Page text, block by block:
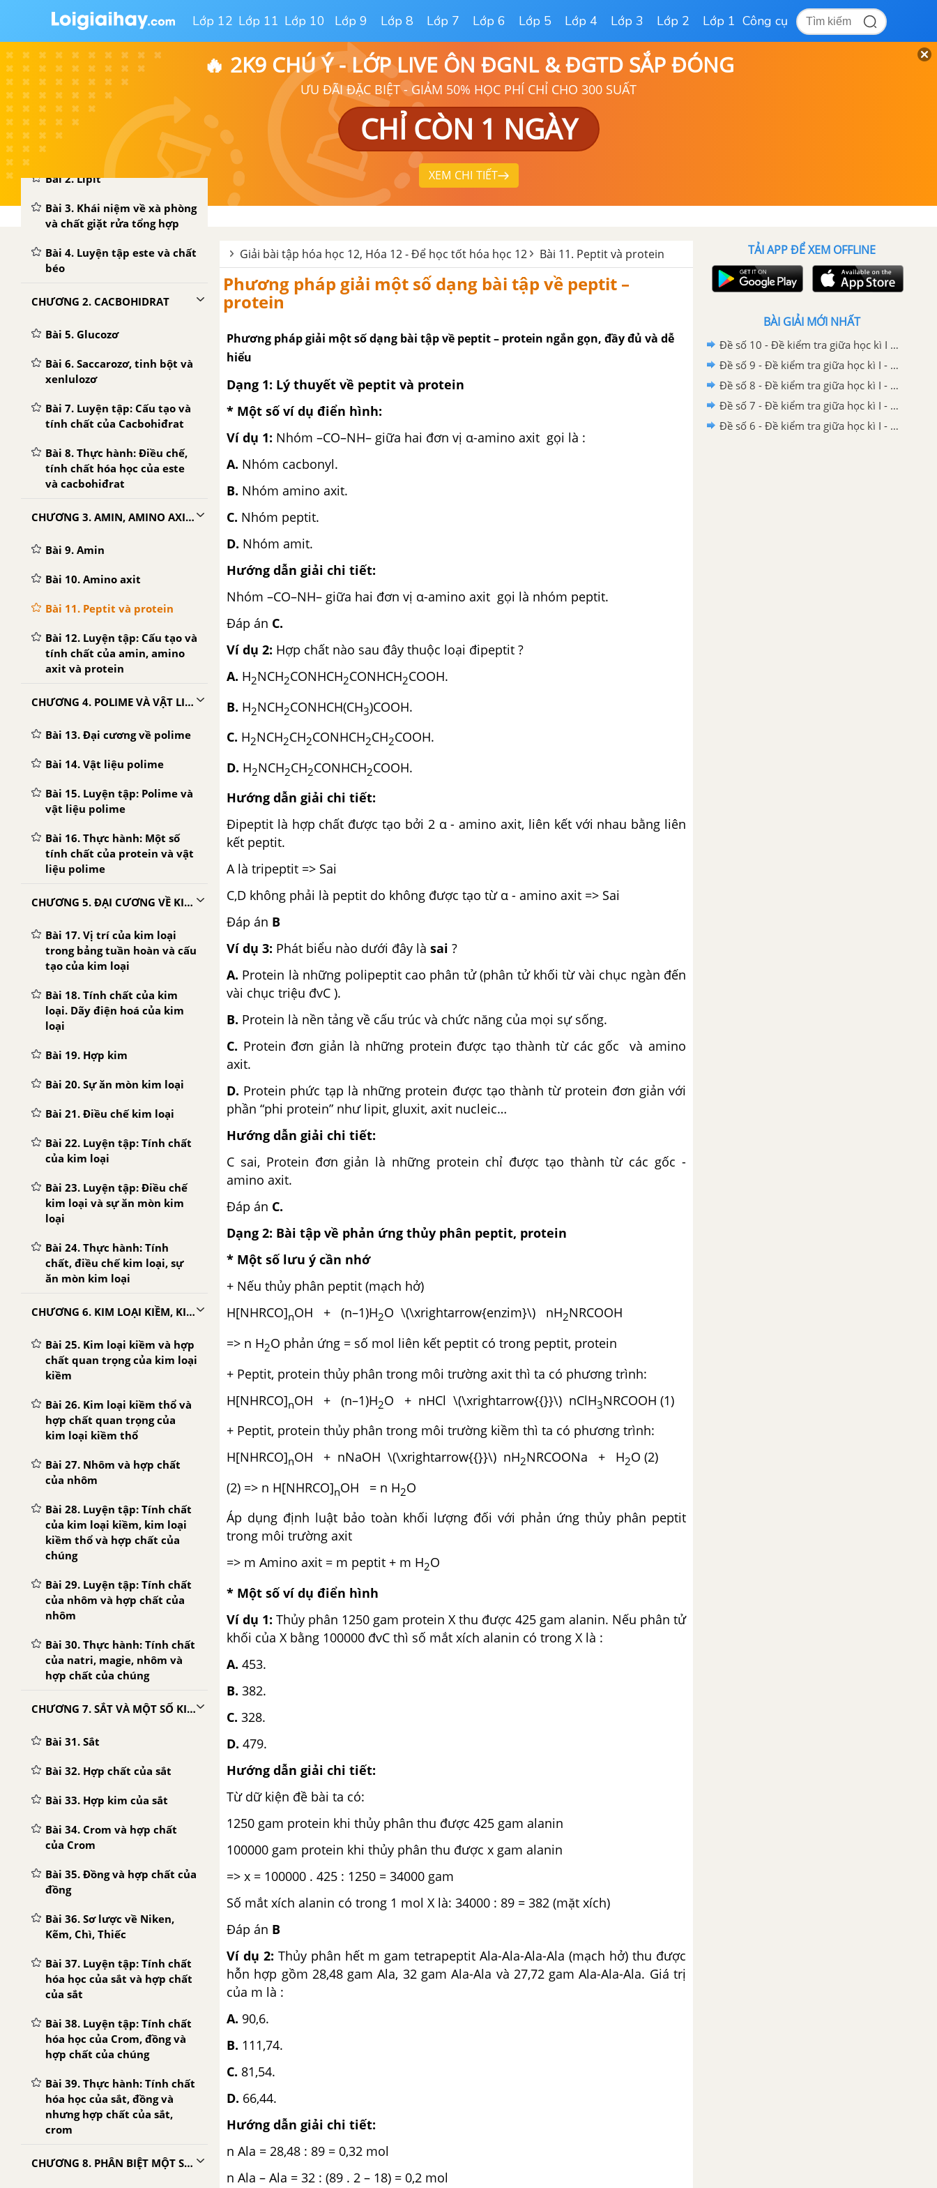
Lớp 12 Lớp 11 Lớp 10 Lớp 9 Lớp 8 Lớp 7 Lớp 6 Lớp 5 Lớp 4 Lớp 3 Lớp 2 Lớp 1 Công cụ
🔥 2K9 CHÚ Ý - LỚP LIVE ÔN ĐGNL & ĐGTD SẮP ĐÓNG
ƯU ĐÃI ĐẶC BIỆT - GIẢM 50% HỌC PHÍ CHỈ CHO 300 SUẤT
CHỈ CÒN 1 NGÀY
XEM CHI TIẾT
CHƯƠNG 1. ESTE - LIPIT
Bài 1. Este
Bài 2. Lipit
Bài 3. Khái niệm về xà phòng
và chất giặt rửa tổng hợp
Bài 4. Luyện tập este và chất
béo
CHƯƠNG 2. CACBOHIDRAT
Bài 5. Glucozơ
Bài 6. Saccarozơ, tinh bột và
xenlulozơ
Bài 7. Luyện tập: Cấu tạo và
tính chất của Cacbohiđrat
Bài 8. Thực hành: Điều chế,
tính chất hóa học của este
và cacbohiđrat
CHƯƠNG 3. AMIN, AMINO AXIT VÀ PROTEIN
Bài 9. Amin
Bài 10. Amino axit
Bài 11. Peptit và protein
Bài 12. Luyện tập: Cấu tạo và
tính chất của amin, amino
axit và protein
CHƯƠNG 4. POLIME VÀ VẬT LIỆU POLIME
Bài 13. Đại cương về polime
Bài 14. Vật liệu polime
Bài 15. Luyện tập: Polime và
vật liệu polime
Bài 16. Thực hành: Một số
tính chất của protein và vật
liệu polime
CHƯƠNG 5. ĐẠI CƯƠNG VỀ KIM LOẠI
Bài 17. Vị trí của kim loại
trong bảng tuần hoàn và cấu
tạo của kim loại
Bài 18. Tính chất của kim
loại. Dãy điện hoá của kim
loại
Bài 19. Hợp kim
Bài 20. Sự ăn mòn kim loại
Bài 21. Điều chế kim loại
Bài 22. Luyện tập: Tính chất
của kim loại
Bài 23. Luyện tập: Điều chế
kim loại và sự ăn mòn kim
loại
Bài 24. Thực hành: Tính
chất, điều chế kim loại, sự
ăn mòn kim loại
CHƯƠNG 6. KIM LOẠI KIỀM, KIM LOẠI KIỀM THỔ, NHÔM
Bài 25. Kim loại kiềm và hợp
chất quan trọng của kim loại
kiềm
Bài 26. Kim loại kiềm thổ và
hợp chất quan trọng của
kim loại kiềm thổ
Bài 27. Nhôm và hợp chất
của nhôm
Bài 28. Luyện tập: Tính chất
của kim loại kiềm, kim loại
kiềm thổ và hợp chất của
chúng
Bài 29. Luyện tập: Tính chất
của nhôm và hợp chất của
nhôm
Bài 30. Thực hành: Tính chất
của natri, magie, nhôm và
hợp chất của chúng
CHƯƠNG 7. SẮT VÀ MỘT SỐ KIM LOẠI QUAN TRỌNG
Bài 31. Sắt
Bài 32. Hợp chất của sắt
Bài 33. Hợp kim của sắt
Bài 34. Crom và hợp chất
của Crom
Bài 35. Đồng và hợp chất của
đồng
Bài 36. Sơ lược về Niken,
Kẽm, Chì, Thiếc
Bài 37. Luyện tập: Tính chất
hóa học của sắt và hợp chất
của sắt
Bài 38. Luyện tập: Tính chất
hóa học của Crom, đồng và
hợp chất của chúng
Bài 39. Thực hành: Tính chất
hóa học của sắt, đồng và
nhưng hợp chất của sắt,
crom
CHƯƠNG 8. PHÂN BIỆT MỘT SỐ CHẤT VÔ CƠ
Giải bài tập hóa học 12, Hóa 12 - Để học tốt hóa học 12 Bài 11. Peptit và protein
Phương pháp giải một số dạng bài tập về peptit –
protein
Phương pháp giải một số dạng bài tập về peptit – protein ngắn gọn, đầy đủ và dễ
hiểu
Dạng 1: Lý thuyết về peptit và protein
* Một số ví dụ điển hình:
Ví dụ 1: Nhóm –CO–NH– giữa hai đơn vị α-amino axit gọi là :
A. Nhóm cacbonyl.
B. Nhóm amino axit.
C. Nhóm peptit.
D. Nhóm amit.
Hướng dẫn giải chi tiết:
Nhóm –CO–NH– giữa hai đơn vị α-amino axit gọi là nhóm peptit.
Đáp án C.
Ví dụ 2: Hợp chất nào sau đây thuộc loại đipeptit ?
A. H2NCH2CONHCH2CONHCH2COOH.
B. H2NCH2CONHCH(CH3)COOH.
C. H2NCH2CH2CONHCH2CH2COOH.
D. H2NCH2CH2CONHCH2COOH.
Hướng dẫn giải chi tiết:
Đipeptit là hợp chất được tạo bởi 2 α - amino axit, liên kết với nhau bằng liên
kết peptit.
A là tripeptit => Sai
C,D không phải là peptit do không được tạo từ α - amino axit => Sai
Đáp án B
Ví dụ 3: Phát biểu nào dưới đây là sai ?
A. Protein là những polipeptit cao phân tử (phân tử khối từ vài chục ngàn đến
vài chục triệu đvC ).
B. Protein là nền tảng về cấu trúc và chức năng của mọi sự sống.
C. Protein đơn giản là những protein được tạo thành từ các gốc và amino
axit.
D. Protein phức tạp là những protein được tạo thành từ protein đơn giản với
phần “phi protein” như lipit, gluxit, axit nucleic…
Hướng dẫn giải chi tiết:
C sai, Protein đơn giản là những protein chỉ được tạo thành từ các gốc -
amino axit.
Đáp án C.
Dạng 2: Bài tập về phản ứng thủy phân peptit, protein
* Một số lưu ý cần nhớ
+ Nếu thủy phân peptit (mạch hở)
H[NHRCO]nOH + (n–1)H2O \(\xrightarrow{enzim}\) nH2NRCOOH
=> n H2O phản ứng = số mol liên kết peptit có trong peptit, protein
+ Peptit, protein thủy phân trong môi trường axit thì ta có phương trình:
H[NHRCO]nOH + (n–1)H2O + nHCl \(\xrightarrow{{}}\) nClH3NRCOOH (1)
+ Peptit, protein thủy phân trong môi trường kiềm thì ta có phương trình:
H[NHRCO]nOH + nNaOH \(\xrightarrow{{}}\) nH2NRCOONa + H2O (2)
(2) => n H[NHRCO]nOH = n H2O
Áp dụng định luật bảo toàn khối lượng đối với phản ứng thủy phân peptit
trong môi trường axit
=> m Amino axit = m peptit + m H2O
* Một số ví dụ điển hình
Ví dụ 1: Thủy phân 1250 gam protein X thu được 425 gam alanin. Nếu phân tử
khối của X bằng 100000 đvC thì số mắt xích alanin có trong X là :
A. 453.
B. 382.
C. 328.
D. 479.
Hướng dẫn giải chi tiết:
Từ dữ kiện đề bài ta có:
1250 gam protein khi thủy phân thu được 425 gam alanin
100000 gam protein khi thủy phân thu được x gam alanin
=> x = 100000 . 425 : 1250 = 34000 gam
Số mắt xích alanin có trong 1 mol X là: 34000 : 89 = 382 (mặt xích)
Đáp án B
Ví dụ 2: Thủy phân hết m gam tetrapeptit Ala-Ala-Ala-Ala (mạch hở) thu được
hỗn hợp gồm 28,48 gam Ala, 32 gam Ala-Ala và 27,72 gam Ala-Ala-Ala. Giá trị
của m là :
A. 90,6.
B. 111,74.
C. 81,54.
D. 66,44.
Hướng dẫn giải chi tiết:
n Ala = 28,48 : 89 = 0,32 mol
n Ala – Ala = 32 : (89 . 2 – 18) = 0,2 mol
TẢI APP ĐỂ XEM OFFLINE
BÀI GIẢI MỚI NHẤT
Đề số 10 - Đề kiểm tra giữa học kì I - Hóa học 12 có đáp án và lời giải chi tiết
Đề số 9 - Đề kiểm tra giữa học kì I - Hóa học 12 có đáp án và lời giải chi tiết
Đề số 8 - Đề kiểm tra giữa học kì I - Hóa học 12 có đáp án và lời giải chi tiết
Đề số 7 - Đề kiểm tra giữa học kì I - Hóa học 12 có đáp án và lời giải chi tiết
Đề số 6 - Đề kiểm tra giữa học kì I - Hóa học 12 có đáp án và lời giải chi tiết